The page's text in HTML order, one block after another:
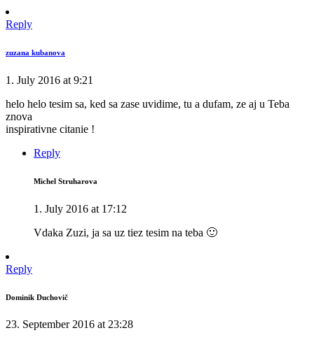
Reply
zuzana kubanova
1. July 2016 at 9:21
helo helo tesim sa, ked sa zase uvidime, tu a dufam, ze aj u Teba
znova
inspirativne citanie !
Reply
Michel Struharova
1. July 2016 at 17:12
Vdaka Zuzi, ja sa uz tiez tesim na teba 🙂
Reply
Dominik Duchovič
23. September 2016 at 23:28